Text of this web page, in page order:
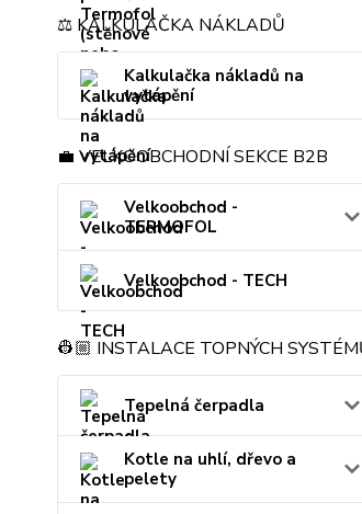
⚖️ KALKULAČKA NÁKLADŮ
Kalkulačka nákladů na
vytápění
💼 VELKOOBCHODNÍ SEKCE B2B
Velkoobchod -
TERMOFOL
Velkoobchod - TECH
👷🏼 INSTALACE TOPNÝCH
Tepelná čerpadla
Kotle na uhlí, dřevo a
pelety